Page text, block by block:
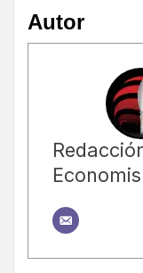
Autor
Economis